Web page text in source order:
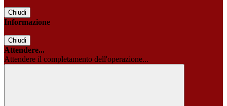
Chiudi
Informazione
Chiudi
Attendere...
Attendere il completamento dell'operazione...